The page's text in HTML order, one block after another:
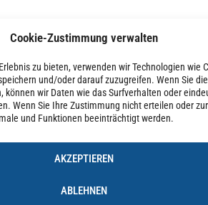
Cookie-Zustimmung verwalten
zu bieten, verwenden wir Technologien wie
und/oder darauf zuzugreifen. Wenn Sie
können wir Daten wie das Surfverhalten oder
Wenn Sie Ihre Zustimmung nicht erteilen oder
und Funktionen beeinträchtigt werden.
AKZEPTIEREN
ABLEHNEN